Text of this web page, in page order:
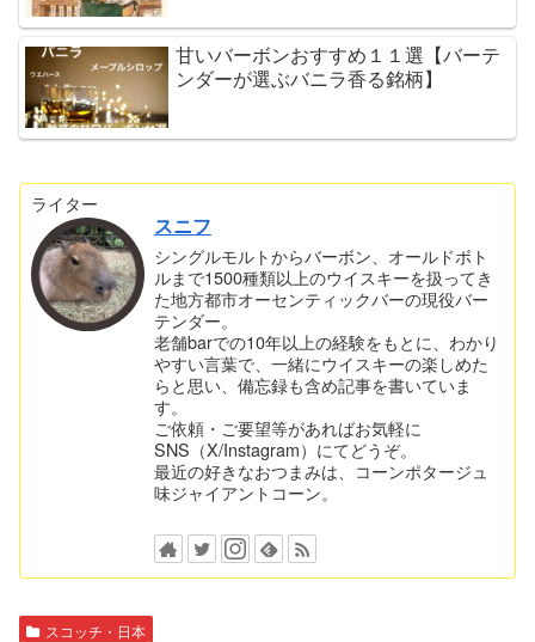
甘いバーボンおすすめ１１選【バーテ
ンダーが選ぶバニラ香る銘柄】
ライター
スニフ
シングルモルトからバーボン、オールドボト
ルまで1500種類以上のウイスキーを扱ってき
た地方都市オーセンティックバーの現役バー
テンダー。
老舗barでの10年以上の経験をもとに、わかり
やすい言葉で、一緒にウイスキーの楽しめた
らと思い、備忘録も含め記事を書いていま
す。
ご依頼・ご要望等があればお気軽に
SNS（X/Instagram）にてどうぞ。
最近の好きなおつまみは、コーンポタージュ
味ジャイアントコーン。
スコッチ・日本